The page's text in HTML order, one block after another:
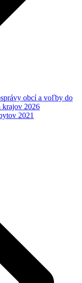
obcí a voľby do
krajov 2026
2021